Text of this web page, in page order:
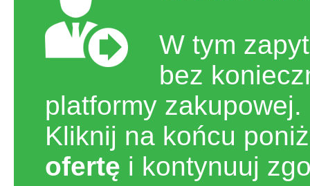
W tym
bez
platformy zakupowej.
Kliknij na końcu
ofertę i kontynuuj